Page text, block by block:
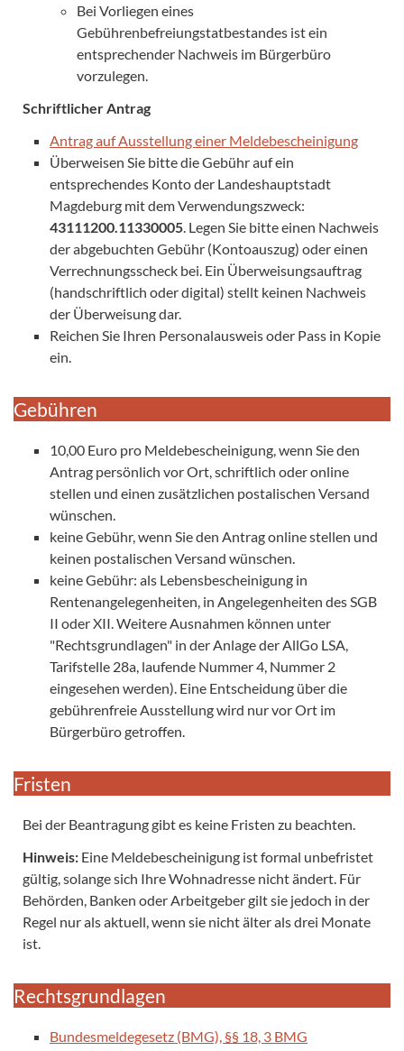
Bei Vorliegen eines
Gebührenbefreiungstatbestandes ist ein
entsprechender Nachweis im Bürgerbüro
vorzulegen.
Schriftlicher Antrag
Antrag auf Ausstellung einer Meldebescheinigung
Überweisen Sie bitte die Gebühr auf ein
entsprechendes Konto der Landeshauptstadt
Magdeburg mit dem Verwendungszweck:
43111200.11330005 . Legen Sie bitte einen Nachweis
der abgebuchten Gebühr (Kontoauszug) oder einen
Verrechnungsscheck bei. Ein Überweisungsauftrag
(handschriftlich oder digital) stellt keinen Nachweis
der Überweisung dar.
Reichen Sie Ihren Personalausweis oder Pass in Kopie
ein.
Gebühren
10,00 Euro pro Meldebescheinigung, wenn Sie den
Antrag persönlich vor Ort, schriftlich oder online
stellen und einen zusätzlichen postalischen Versand
wünschen.
keine Gebühr, wenn Sie den Antrag online stellen und
keinen postalischen Versand wünschen.
keine Gebühr: als Lebensbescheinigung in
Rentenangelegenheiten, in Angelegenheiten des SGB
II oder XII. Weitere Ausnahmen können unter
"Rechtsgrundlagen" in der Anlage der AllGo LSA,
Tarifstelle 28a, laufende Nummer 4, Nummer 2
eingesehen werden). Eine Entscheidung über die
gebührenfreie Ausstellung wird nur vor Ort im
Bürgerbüro getroffen.
Fristen
Bei der Beantragung gibt es keine Fristen zu beachten.
Hinweis: Eine Meldebescheinigung ist formal unbefristet
gültig, solange sich Ihre Wohnadresse nicht ändert. Für
Behörden, Banken oder Arbeitgeber gilt sie jedoch in der
Regel nur als aktuell, wenn sie nicht älter als drei Monate
ist.
Rechtsgrundlagen
Bundesmeldegesetz (BMG), §§ 18, 3 BMG